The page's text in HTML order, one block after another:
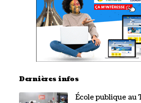
Dernières infos
École publique au